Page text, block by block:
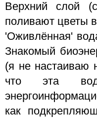
Верхний слой
поливают цветы
'Оживлённая'
Знакомый
(я не настаиваю
что эта
как